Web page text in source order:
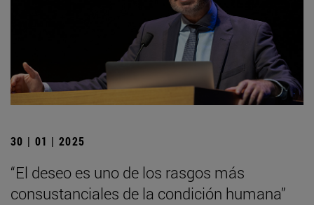
30 | 01 | 2025
“El deseo es uno de los rasgos más
consustanciales de la condición humana”